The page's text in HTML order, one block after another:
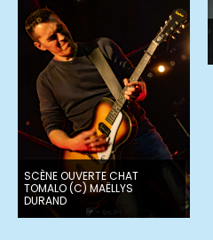
SCÈNE OUVERTE CHAT
TOMALO (C) MAËLLYS
DURAND